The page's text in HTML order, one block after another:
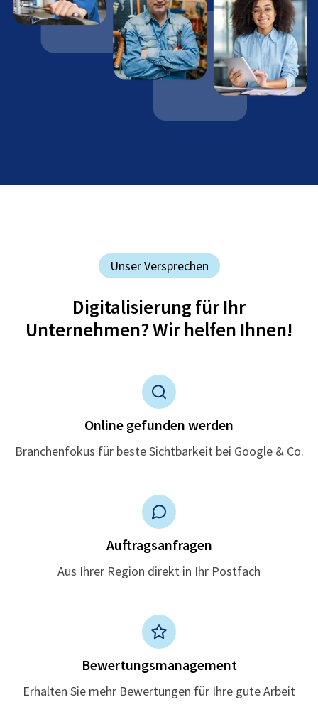
Unser Versprechen
Digitalisierung für Ihr
Unternehmen? Wir helfen Ihnen!
Online gefunden werden
Branchenfokus für beste Sichtbarkeit bei Google & Co.
Auftragsanfragen
Aus Ihrer Region direkt in Ihr Postfach
Bewertungsmanagement
Erhalten Sie mehr Bewertungen für Ihre gute Arbeit